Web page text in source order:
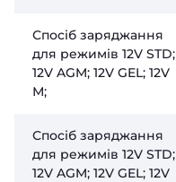
Спосіб заряджання
для режимів 12V STD;
12V AGM; 12V GEL; 12V
М;
Спосіб заряджання
для режимів 12V STD;
12V AGM; 12V GEL; 12V